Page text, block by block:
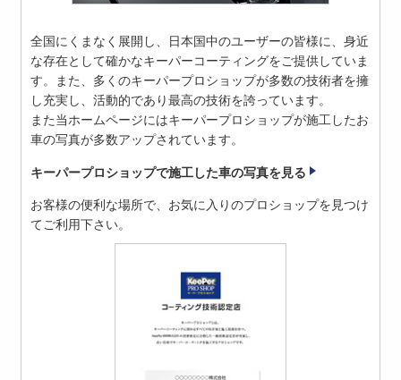
全国にくまなく展開し、日本国中のユーザーの皆様に、身近
な存在として確かなキーパーコーティングをご提供していま
す。また、多くのキーパープロショップが多数の技術者を擁
し充実し、活動的であり最高の技術を誇っています。
また当ホームページにはキーパープロショップが施工したお
車の写真が多数アップされています。
キーパープロショップで施工した車の写真を見る
お客様の便利な場所で、お気に入りのプロショップを見つけ
てご利用下さい。